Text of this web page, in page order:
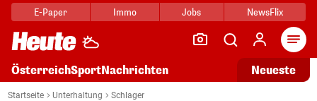
E-Paper Immo Jobs NewsFlix
ÖsterreichSportNachrichten Neueste
Startseite Unterhaltung Schlager